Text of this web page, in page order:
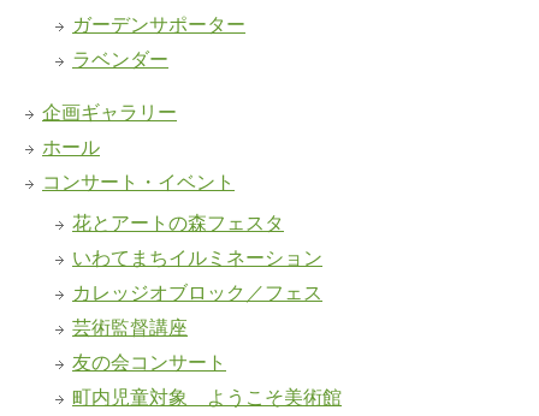
ガーデンサポーター
ラベンダー
企画ギャラリー
ホール
コンサート・イベント
花とアートの森フェスタ
いわてまちイルミネーション
カレッジオブロック／フェス
芸術監督講座
友の会コンサート
町内児童対象 ようこそ美術館